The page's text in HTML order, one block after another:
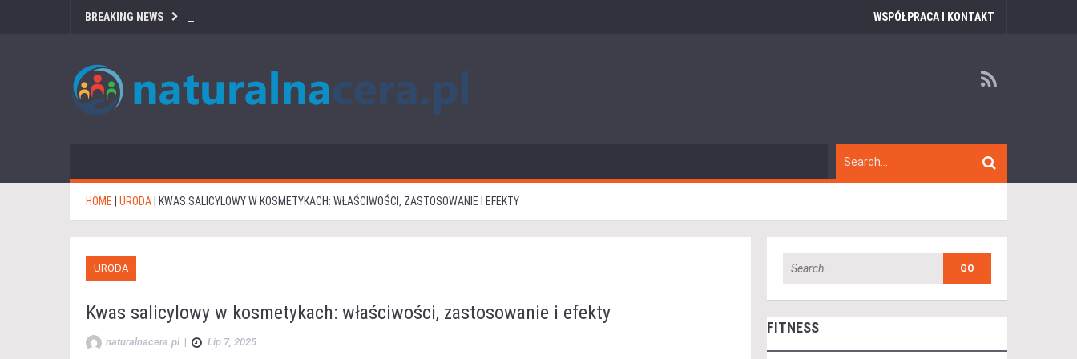
BREAKING NEWS WSPÓŁPRACA I KONTAKT
HOME URODA KWAS SALICYLOWY W KOSMETYKACH: WŁAŚCIWOŚCI, ZASTOSOWANIE I EFEKTY
URODA
Kwas salicylowy w kosmetykach: właściwości, zastosowanie i efekty
naturalnacera.pl | Lip 7, 2025
FITNESS